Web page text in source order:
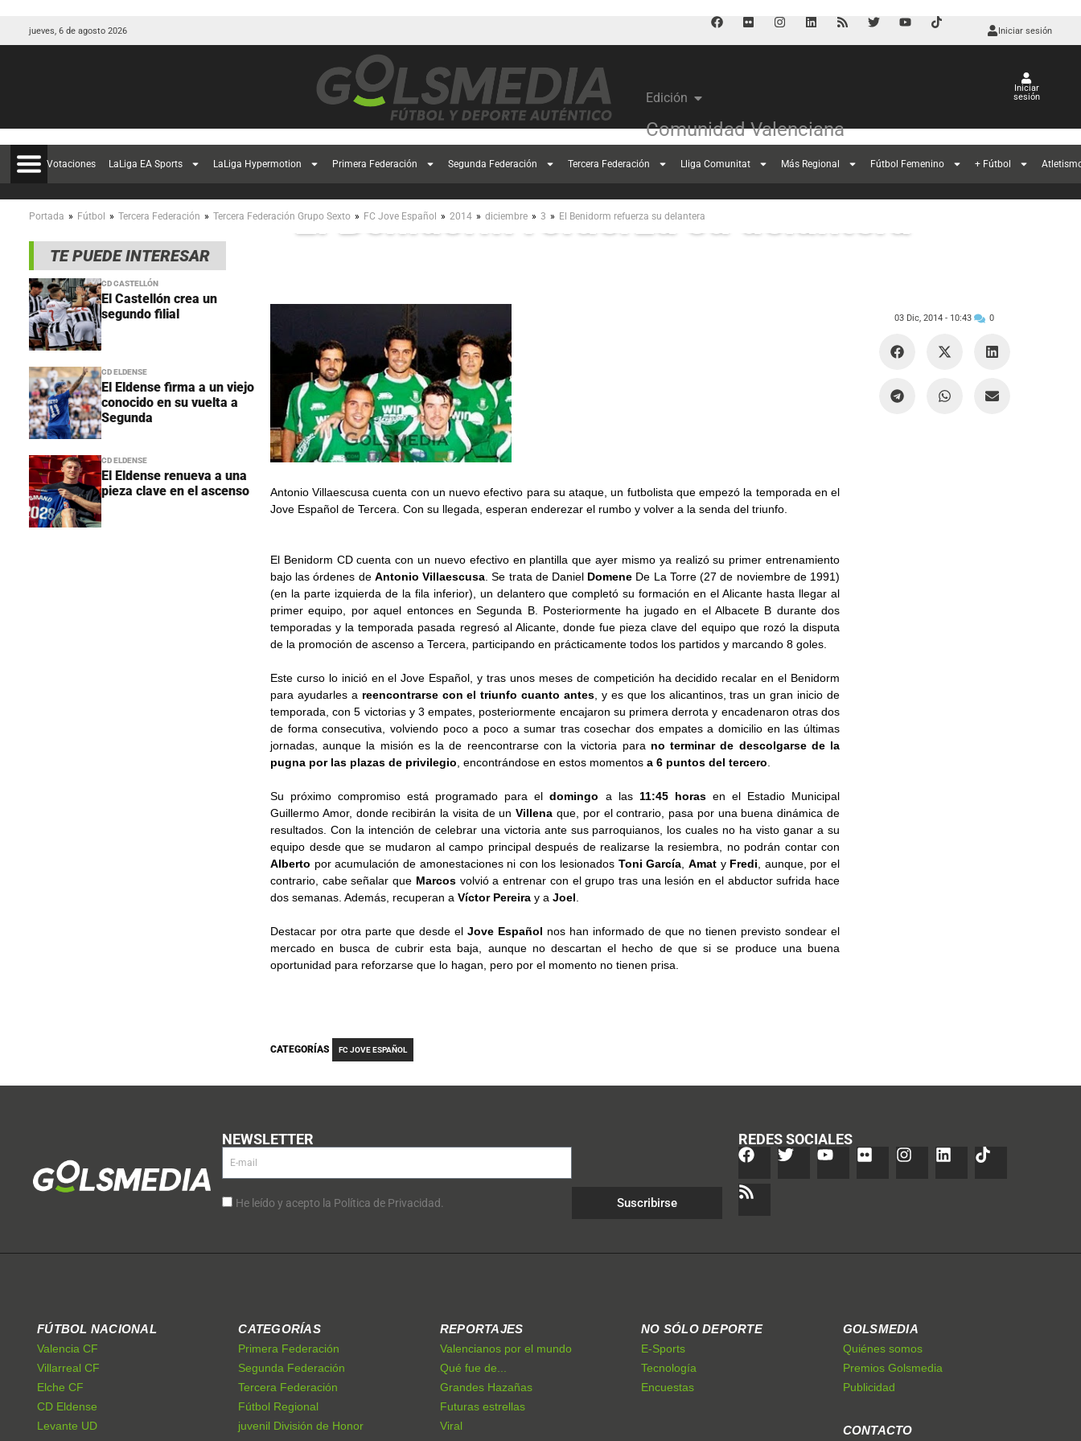
jueves, 6 de agosto 2026 Iniciar sesión
Edición
Comunidad Valenciana
Iniciar
sesión
Votaciones LaLiga EA Sports LaLiga Hypermotion Primera Federación Segunda Federación Tercera Federación Lliga Comunitat Más Regional Fútbol Femenino + Fútbol
Portada » Fútbol » Tercera Federación » Tercera Federación Grupo Sexto » FC Jove Español » 2014 » diciembre » 3 » El Benidorm refuerza su delantera
TE PUEDE INTERESAR
CD CASTELLÓN
El Castellón crea un
segundo filial
CD ELDENSE
El Eldense firma a un viejo
conocido en su vuelta a
Segunda
CD ELDENSE
El Eldense renueva a una
pieza clave en el ascenso
El Benidorm refuerza su delantera
Antonio Villaescusa cuenta con un nuevo efectivo para su ataque, un futbolista que empezó la temporada en el
Jove Español de Tercera. Con su llegada, esperan enderezar el rumbo y volver a la senda del triunfo.
El Benidorm CD cuenta con un nuevo efectivo en plantilla que ayer mismo ya realizó su primer entrenamiento
bajo las órdenes de Antonio Villaescusa . Se trata de Daniel Domene De La Torre (27 de noviembre de 1991)
(en la parte izquierda de la fila inferior), un delantero que completó su formación en el Alicante hasta llegar al
primer equipo, por aquel entonces en Segunda B. Posteriormente ha jugado en el Albacete B durante dos
temporadas y la temporada pasada regresó al Alicante, donde fue pieza clave del equipo que rozó la disputa
de la promoción de ascenso a Tercera, participando en prácticamente todos los partidos y marcando 8 goles.
Este curso lo inició en el Jove Español, y tras unos meses de competición ha decidido recalar en el Benidorm
para ayudarles a reencontrarse con el triunfo cuanto antes , y es que los alicantinos, tras un gran inicio de
temporada, con 5 victorias y 3 empates, posteriormente encajaron su primera derrota y encadenaron otras dos
de forma consecutiva, volviendo poco a poco a sumar tras cosechar dos empates a domicilio en las últimas
jornadas, aunque la misión es la de reencontrarse con la victoria para no terminar de descolgarse de la
pugna por las plazas de privilegio , encontrándose en estos momentos a 6 puntos del tercero
Su próximo compromiso está programado para eldomingo a las 11:45 horas en el Estadio Municipal
Guillermo Amor, donde recibirán la visita de unVillenaque, por el contrario, pasa por una buena dinámica de
resultados. Con la intención de celebrar una victoria ante sus parroquianos, los cuales no ha visto ganar a su
equipo desde que se mudaron al campo principal después de realizarse la resiembra, no podrán contar con
Alberto por acumulación de amonestaciones ni con los lesionados Toni García Amat y Fredi , aunque, por el
contrario, cabe señalar que Marcos volvió a entrenar con el grupo tras una lesión en el abductor sufrida hace
dos semanas. Además, recuperan a Víctor Pereira y a Joel
Destacar por otra parte que desde el Jove Español nos han informado de que no tienen previsto sondear el
mercado en busca de cubrir esta baja, aunque no descartan el hecho de que si se produce una buena
oportunidad para reforzarse que lo hagan, pero por el momento no tienen prisa.
03 Dic, 2014 - 10:43 0
CATEGORÍAS FC JOVE ESPAÑOL
NEWSLETTER
He leído y acepto la Política de Privacidad. Suscribirse
REDES SOCIALES
FÚTBOL NACIONAL
Valencia CF
Villarreal CF
Elche CF
CD Eldense
Levante UD
CATEGORÍAS
Primera Federación
Segunda Federación
Tercera Federación
Fútbol Regional
juvenil División de Honor
REPORTAJES
Valencianos por el mundo
Qué fue de...
Grandes Hazañas
Futuras estrellas
Viral
NO SÓLO DEPORTE
E-Sports
Tecnología
Encuestas
GOLSMEDIA
Quiénes somos
Premios Golsmedia
Publicidad
CONTACTO